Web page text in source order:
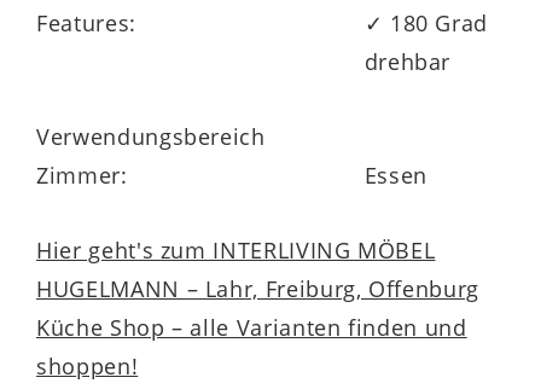
Features:
✓ 180 Grad
drehbar
Verwendungsbereich
Zimmer:
Essen
Hier geht's zum INTERLIVING MÖBEL
HUGELMANN – Lahr, Freiburg, Offenburg
Küche Shop – alle Varianten finden und
shoppen!